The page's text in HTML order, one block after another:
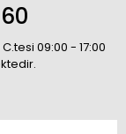
09:00 - 17:00